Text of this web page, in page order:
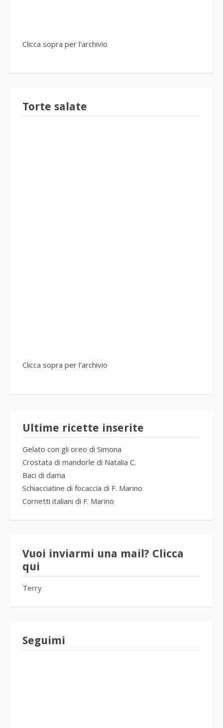
Clicca sopra per l'archivio
Torte salate
Clicca sopra per l'archivio
Ultime ricette inserite
Gelato con gli oreo di Simona
Crostata di mandorle di Natalia C.
Baci di dama
Schiacciatine di focaccia di F. Marino
Cornetti italiani di F. Marino
Vuoi inviarmi una mail? Clicca
qui
Terry
Seguimi